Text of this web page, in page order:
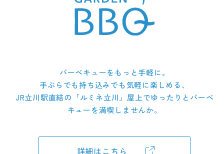
バーベキューをもっと手軽に。
手ぶらでも持ち込みでも気軽に楽しめる、
JR立川駅直結の「ルミネ立川」屋上でゆったりとバーベ
キューを満喫しませんか。
詳細はこちら